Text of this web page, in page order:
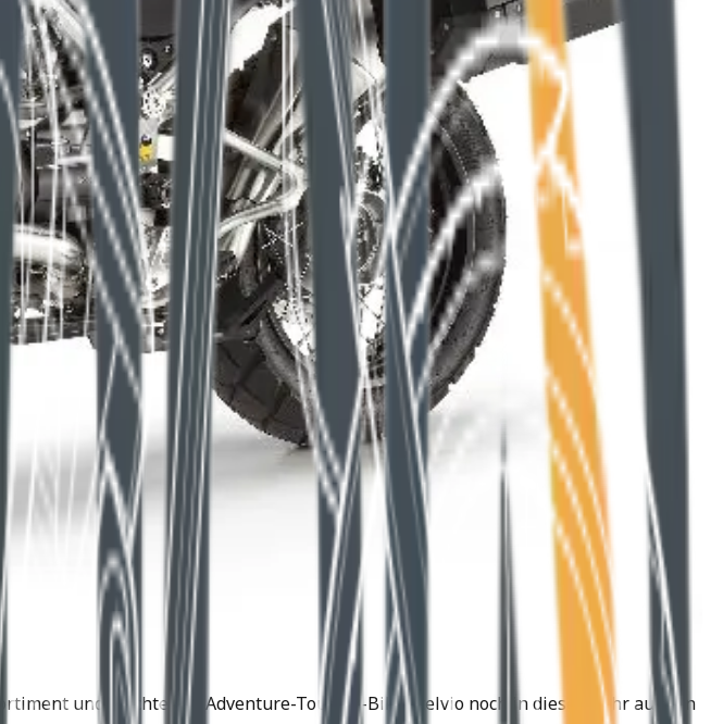
und möchte das Adventure-Touring-Bike Stelvio noch in diesem Jahr auf den